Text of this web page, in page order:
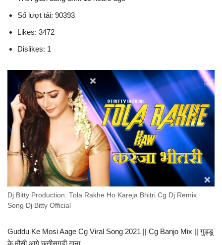
Số lượt tải: 90393
Likes: 3472
Dislikes: 1
Dj Bitty Production: Tola Rakhe Ho Kareja Bhitri Cg Dj Remix
Song Dj Bitty Official
Guddu Ke Mosi Aage Cg Viral Song 2021 || Cg Banjo Mix || गुड्डू